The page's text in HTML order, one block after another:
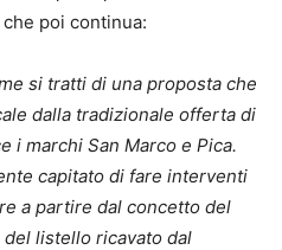
poi continua:
si tratti di una proposta che
dalla tradizionale offerta di
i marchi San Marco e Pica.
capitato di fare interventi
a partire dal concetto del
listello ricavato dal